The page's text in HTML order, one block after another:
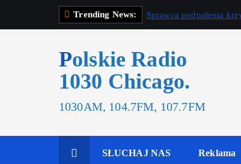
Trending News: Sprawca podpalenia
Polskie Radio
1030 Chicago.
1030AM, 104.7FM, 107.7FM
SŁUCHAJ NAS Reklama